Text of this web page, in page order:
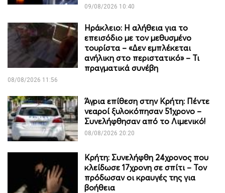
09/08/2026 10:40
Ηράκλειο: Η αλήθεια για το
επεισόδιο με τον μεθυσμένο
τουρίστα – «Δεν εμπλέκεται
ανήλικη στο περιστατικό» – Τι
πραγματικά συνέβη
08/08/2026 11:56
Άγρια επίθεση στην Κρήτη: Πέντε
νεαροί ξυλοκόπησαν 51χρονο –
Συνελήφθησαν από το Λιμενικό!
08/08/2026 20:20
Κρήτη: Συνελήφθη 24χρονος που
κλείδωσε 17χρονη σε σπίτι – Τον
πρόδωσαν οι κραυγές της για
βοήθεια